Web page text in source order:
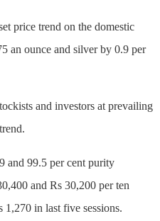
price trend on the domestic
an ounce and silver by 0.9 per
and investors at prevailing
and 99.5 per cent purity
and Rs 30,200 per ten
1,270 in last five sessions.